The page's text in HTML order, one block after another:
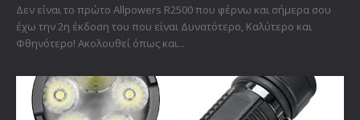
Δεν είναι το πρώτο Allpowers R2500 που φέρνω και σήμερα σου
έχω την 2η έκδοση του που είναι Δυνατότερο, Καλύτερο και
Φθηνότερο! Ακολουθεί όπως και...